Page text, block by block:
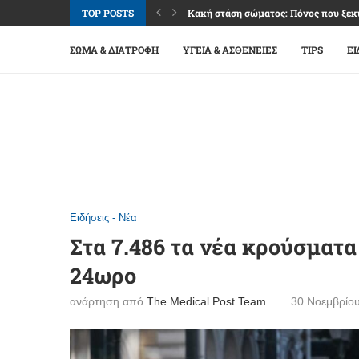
TOP POSTS
Κακή στάση σώματος: Πόνος που
ΣΏΜΑ & ΔΙΑΤΡΟΦΉ
ΥΓΕΊΑ & ΑΣΘΈΝΕΙΕΣ TIPS
Ειδήσεις - Νέα
Στα 7.486 τα νέα
24ωρο
ανάρτηση από The Medical Post Team 30